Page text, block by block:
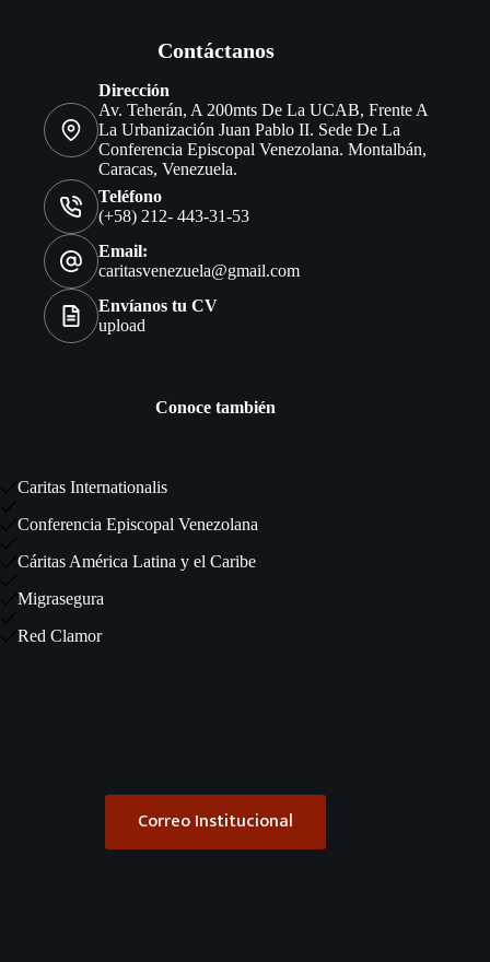
Contáctanos
Dirección
Av. Teherán, A 200mts De La UCAB, Frente A
La Urbanización Juan Pablo II. Sede De La
Conferencia Episcopal Venezolana. Montalbán,
Caracas, Venezuela.
Teléfono
(+58) 212- 443-31-53
Email:
caritasvenezuela@gmail.com
Envíanos tu CV
upload
Conoce también
Caritas Internationalis
Conferencia Episcopal Venezolana
Cáritas América Latina y el Caribe
Migrasegura
Red Clamor
Correo Institucional